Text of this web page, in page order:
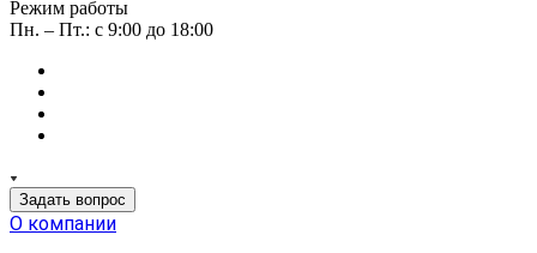
Режим работы
Пн. – Пт.: с 9:00 до 18:00
Задать вопрос
О компании